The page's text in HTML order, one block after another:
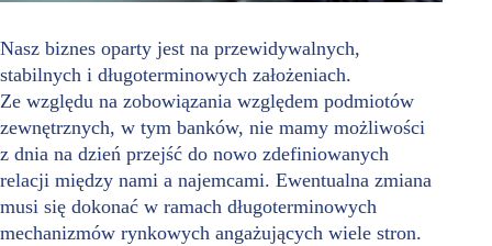
Nasz biznes oparty jest na przewidywalnych,
stabilnych i długoterminowych założeniach.
Ze względu na zobowiązania względem podmiotów
zewnętrznych, w tym banków, nie mamy możliwości
z dnia na dzień przejść do nowo zdefiniowanych
relacji między nami a najemcami. Ewentualna zmiana
musi się dokonać w ramach długoterminowych
mechanizmów rynkowych angażujących wiele stron.